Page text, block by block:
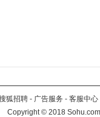
狐招聘 - 广告服务 - 客服中心
Copyright©2018